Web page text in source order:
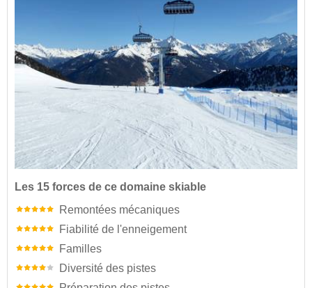
Les 15 forces de ce domaine skiable
Remontées mécaniques
Fiabilité de l'enneigement
Familles
Diversité des pistes